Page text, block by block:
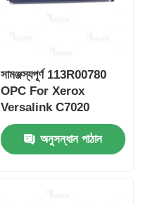
সামঞ্জস্যপূর্ণ 113R00780
OPC For Xerox
Versalink C7020
c7025 C7030 C7000
অনুসন্ধান পাঠান